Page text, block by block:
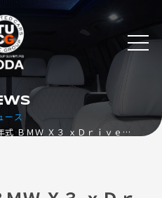
ース
２０１３年式 ＢＭＷ Ｘ３ ｘＤｒｉｖｅ２０ｄ ハイラインパッケージ ３０３万円入庫情報！１１月２４日